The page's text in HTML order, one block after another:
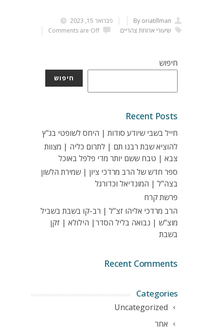
פברואר 15, 2023
By oriatillman
Comments are Off
שיעורי ארוחת צהריים
חיפוש
חיפוש
Recent Posts
חייל בשבי שיודע סודות | היחס לשופטי בג"ץ
להוציא שבת רבנו תם | לתרום כליה | מצוות
צבא | טבח ששם יותר מדי פלפל באוכל
ספר חדש של הרב מרדכי ציון | שמירת הלשון
בצה"ל | המונדיאל וכדורגל
פרשת קרח
הרב מרדכי אליהו זצ"ל | רב-קו בשבת בשביל
מוצ"ש | נבואה בליל הסדר| הילולא | זקן
בשבת
Recent Comments
Categories
Uncategorized
אחר